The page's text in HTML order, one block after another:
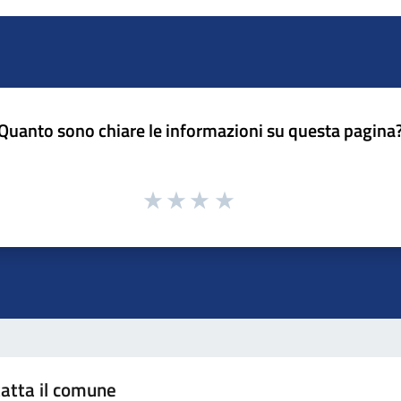
sono chiare le informazioni su questa
il comune